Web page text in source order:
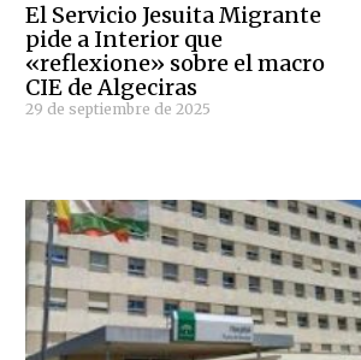
El Servicio Jesuita Migrante
pide a Interior que
«reflexione» sobre el macro
CIE de Algeciras
29 de septiembre de 2025